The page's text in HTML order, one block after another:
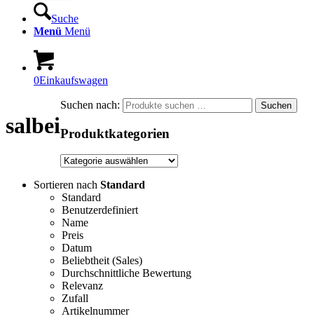
Suche
Menü Menü
0Einkaufswagen
salbei
Sortieren nach Standard
Standard
Benutzerdefiniert
Name
Preis
Datum
Beliebtheit (Sales)
Durchschnittliche Bewertung
Relevanz
Zufall
Artikelnummer
Suchen nach: Suchen
Produktkategorien